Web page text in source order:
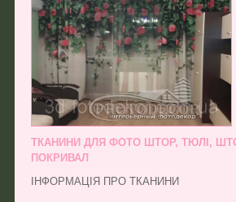
ТКАНИНИ ДЛЯ ФОТО ШТОР, ТЮЛІ,
ПОКРИВАЛ
ІНФОРМАЦІЯ ПРО ТКАНИНИ